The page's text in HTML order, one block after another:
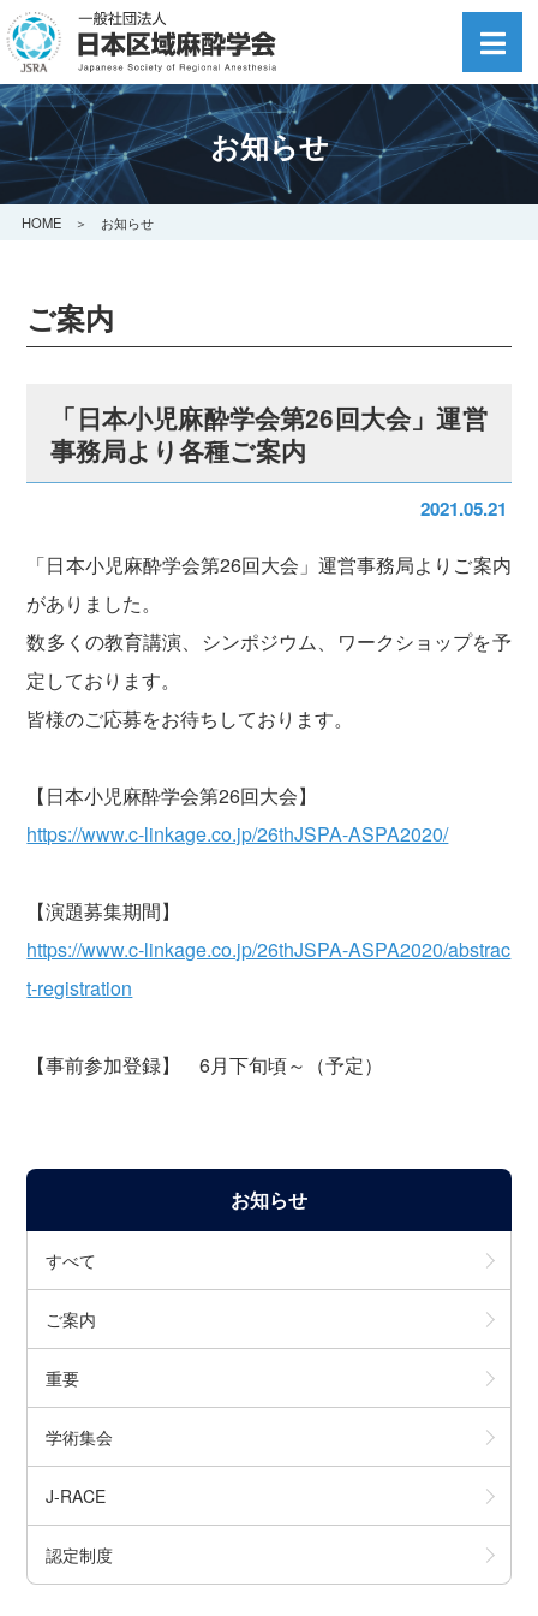
お知らせ
HOME＞ お知らせ
お知らせ
すべて
ご案内
重要
学術集会
J-RACE
認定制度
ご案内
「日本小児麻酔学会第26回大会」運営
事務局より各種ご案内
2021.05.21
「日本小児麻酔学会第26回大会」運営事務局よりご案内
がありました。
数多くの教育講演、シンポジウム、ワークショップを予
定しております。
皆様のご応募をお待ちしております。
【日本小児麻酔学会第26回大会】
https://www.c-linkage.co.jp/26thJSPA-ASPA2020/
【演題募集期間】
https://www.c-linkage.co.jp/26thJSPA-ASPA2020/abstrac
t-registration
【事前参加登録】 6月下旬頃～（予定）